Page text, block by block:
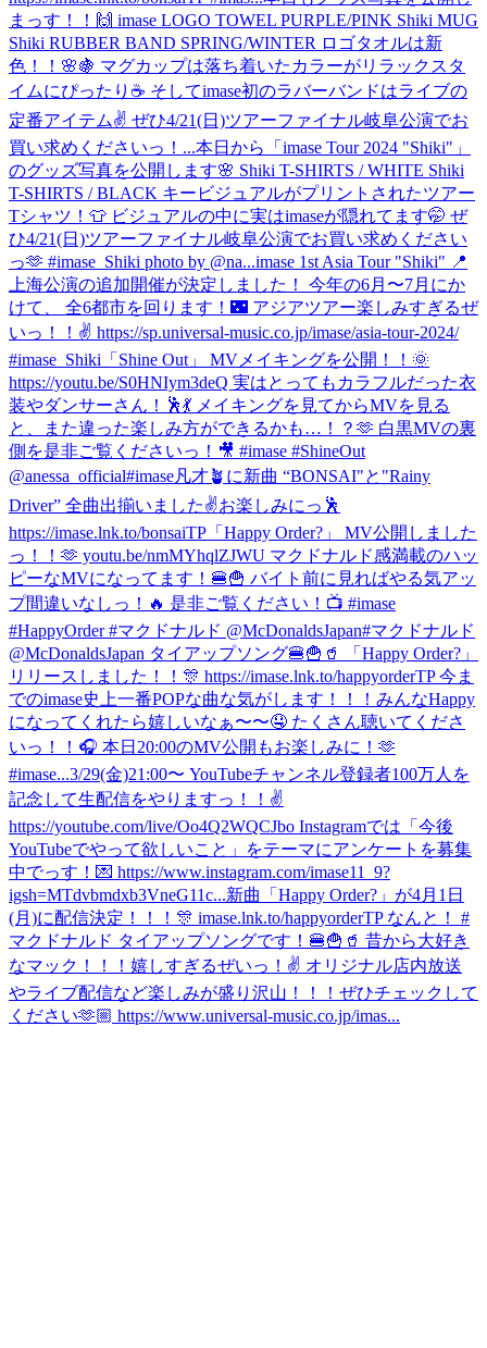
まっす！！🙌 imase LOGO TOWEL PURPLE/PINK Shiki MUG
Shiki RUBBER BAND SPRING/WINTER ロゴタオルは新
色！！🌸🍇 マグカップは落ち着いたカラーがリラックスタ
イムにぴったり☕️ そしてimase初のラバーバンドはライブの
定番アイテム✌️ ぜひ4/21(日)ツアーファイナル岐阜公演でお
買い求めくださいっ！...本日から「imase Tour 2024 "Shiki"」
のグッズ写真を公開します🌸 Shiki T-SHIRTS / WHITE Shiki
T-SHIRTS / BLACK キービジュアルがプリントされたツアー
Tシャツ！👕 ビジュアルの中に実はimaseが隠れてます🤭 ぜ
ひ4/21(日)ツアーファイナル岐阜公演でお買い求めください
っ🫶 #imase_Shiki photo by @na...imase 1st Asia Tour "Shiki" 📍
上海公演の追加開催が決定しました！ 今年の6月〜7月にか
けて、 全6都市を回ります！🌃 アジアツアー楽しみすぎるぜ
いっ！！✌️ https://sp.universal-music.co.jp/imase/asia-tour-2024/
#imase_Shiki 「Shine Out」 MVメイキングを公開！！🌞
https://youtu.be/S0HNIym3deQ 実はとってもカラフルだった衣
装やダンサーさん！🕺💃 メイキングを見てからMVを見る
と、また違った楽しみ方ができるかも…！？🫶 白黒MVの裏
側を是非ご覧くださいっ！🎥 #imase #ShineOut
@anessa_official#imase凡才🪴に新曲 “BONSAI"と"Rainy
Driver” 全曲出揃いました✌️お楽しみにっ🕺
https://imase.lnk.to/bonsaiTP 「Happy Order?」 MV公開しました
っ！！🫶 youtu.be/nmMYhqlZJWU マクドナルド感満載のハッ
ピーなMVになってます！🍔🍟 バイト前に見ればやる気アッ
プ間違いなしっ！🔥 是非ご覧ください！📺 #imase
#HappyOrder #マクドナルド @McDonaldsJapan#マクドナルド
@McDonaldsJapan タイアップソング🍔🍟🥤 「Happy Order?」
リリースしました！！🎊 https://imase.lnk.to/happyorderTP 今ま
でのimase史上一番POPな曲な気がします！！！みんなHappy
になってくれたら嬉しいなぁ〜〜🤤 たくさん聴いてくださ
いっ！！🎧 本日20:00のMV公開もお楽しみに！🫶
#imase...3/29(金)21:00〜 YouTubeチャンネル登録者100万人を
記念して生配信をやりますっ！！✌️
https://youtube.com/live/Oo4Q2WQCJbo Instagramでは「今後
YouTubeでやって欲しいこと」をテーマにアンケートを募集
中でっす！💌 https://www.instagram.com/imase11_9?
igsh=MTdvbmdxb3VneG11c...新曲「Happy Order?」が4月1日
(月)に配信決定！！！🎊 imase.lnk.to/happyorderTP なんと！ #
マクドナルド タイアップソングです！🍔🍟🥤 昔から大好き
なマック！！！嬉しすぎるぜいっ！✌️ オリジナル店内放送
やライブ配信など楽しみが盛り沢山！！！ぜひチェックして
ください🫶🏼 https://www.universal-music.co.jp/imas...